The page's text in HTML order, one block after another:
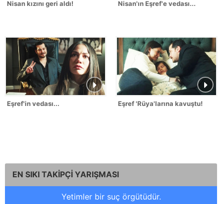
Nisan kızını geri aldı! Nisan'ın Eşref'e vedası...
Eşref'in vedası... Eşref 'Rüya'larına kavuştu!
EN SIKI TAKİPÇİ YARIŞMASI
Yetimler bir suç örgütüdür.